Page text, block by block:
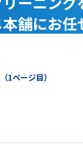
舗にお任
（1ページ目）